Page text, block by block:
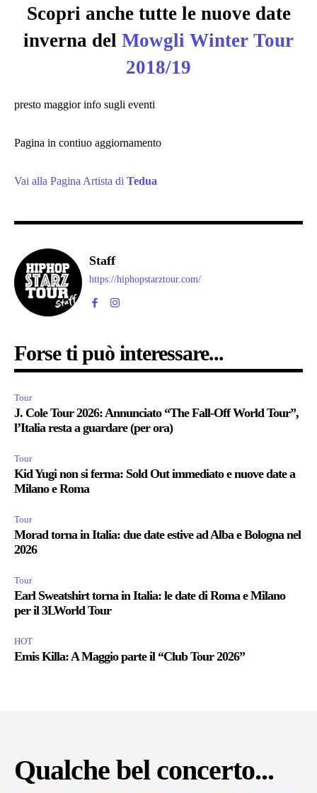
Scopri anche tutte le nuove date
inverna del Mowgli Winter Tour
2018/19
presto maggior info sugli eventi
Pagina in contiuo aggiornamento
Vai alla Pagina Artista di Tedua
Staff
https://hiphopstarztour.com/
Forse ti può interessare...
Tour
J. Cole Tour 2026: Annunciato “The Fall-Off World Tour”,
l’Italia resta a guardare (per ora)
Tour
Kid Yugi non si ferma: Sold Out immediato e nuove date a
Milano e Roma
Tour
Morad torna in Italia: due date estive ad Alba e Bologna nel
2026
Tour
Earl Sweatshirt torna in Italia: le date di Roma e Milano
per il 3LWorld Tour
HOT
Emis Killa: A Maggio parte il “Club Tour 2026”
Qualche bel concerto...